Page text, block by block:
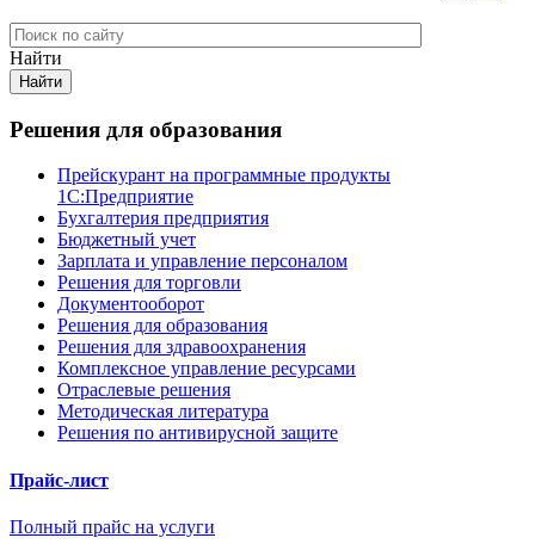
Найти
Решения для образования
Прейскурант на программные продукты
1С:Предприятие
Бухгалтерия предприятия
Бюджетный учет
Зарплата и управление персоналом
Решения для торговли
Документооборот
Решения для образования
Решения для здравоохранения
Комплексное управление ресурсами
Отраслевые решения
Методическая литература
Решения по антивирусной защите
Прайс-лист
Полный прайс на услуги